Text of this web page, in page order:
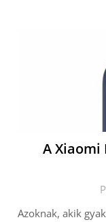
A Xiaomi
Azoknak, akik